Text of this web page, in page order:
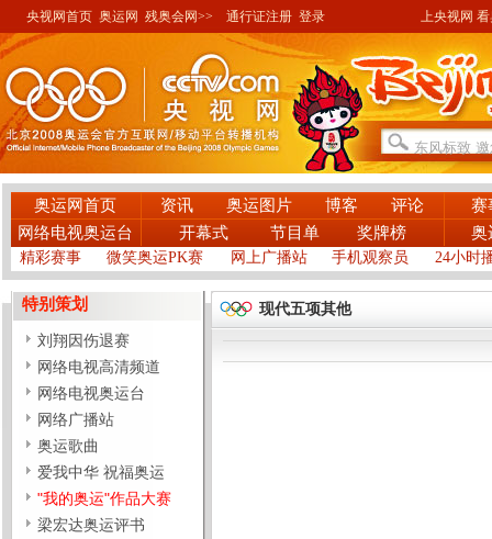
央视网首页 奥运网 残奥会网>> 通行证注册 登录 上央视网 看奥
奥运网首页 资讯 奥运图片 博客 评论
赛
网络电视奥运台
开幕式 节目单 奖牌榜 奥
精彩赛事 微笑奥运PK赛 网上广播站 手机观察员 24小时
特别策划
刘翔因伤退赛
网络电视高清频道
网络电视奥运台
网络广播站
奥运歌曲
爱我中华 祝福奥运
"我的奥运"作品大赛
梁宏达奥运评书
现代五项其他